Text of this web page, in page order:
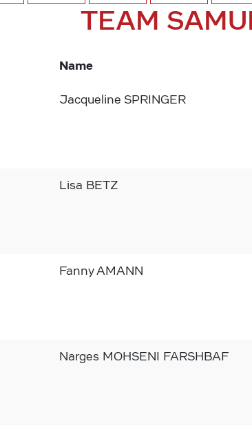
TEAM
Name
Jacqueline SPRINGER
Lisa BETZ
Fanny AMANN
Narges MOHSENI FARSHBAF